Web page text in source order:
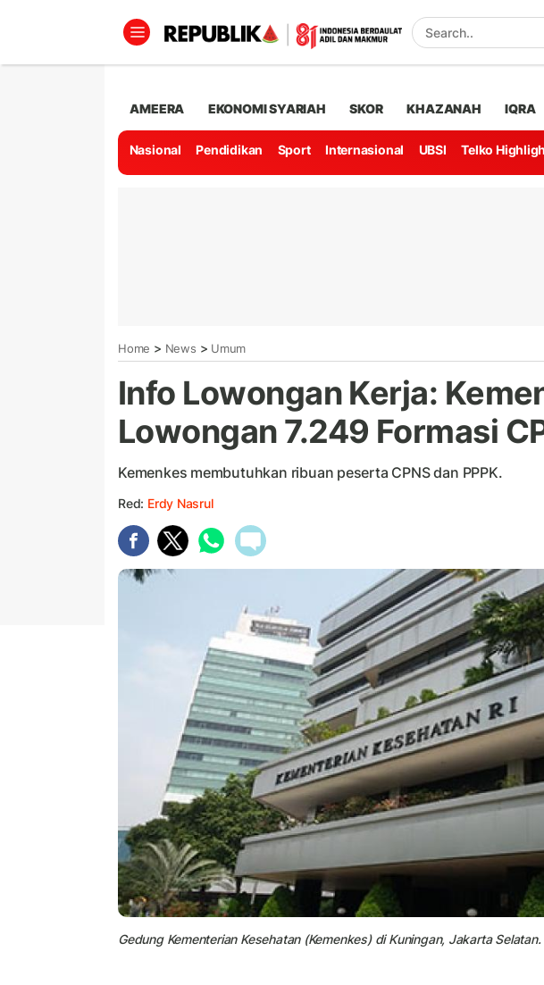
AMEERA EKONOMI SYARIAH SKOR KHAZANAH IQRA
Nasional Pendidikan Sport Internasional UBSI Telko
Home > News > Umum
Info Lowongan Kerja:
Lowongan 7.249 Formasi
Kemenkes membutuhkan ribuan peserta CPNS dan PPPK.
Red: Erdy Nasrul
Gedung Kementerian Kesehatan (Kemenkes) di Kuningan, Jakarta Selatan.